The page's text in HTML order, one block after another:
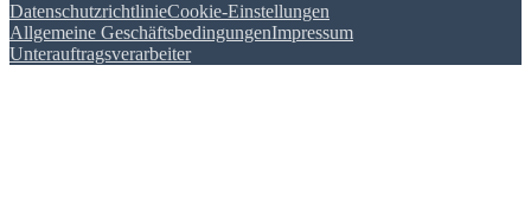
DatenschutzrichtlinieCookie-Einstellungen
Allgemeine GeschäftsbedingungenImpressum
Unterauftragsverarbeiter